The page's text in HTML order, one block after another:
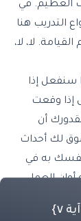
العظيم. في
التدريب هنا
لا، لا،
سنفعل إذا
إذا وقعت
أن
لك أحداث
نفسك به في
أوان العمل،
أن تقوم